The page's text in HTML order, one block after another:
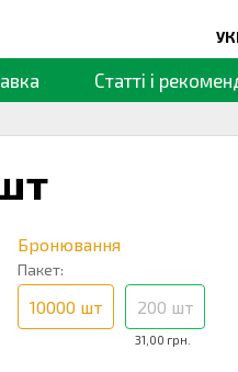
Статті і
Бронювання
Пакет:
10000 шт
31,00 грн.
200 шт